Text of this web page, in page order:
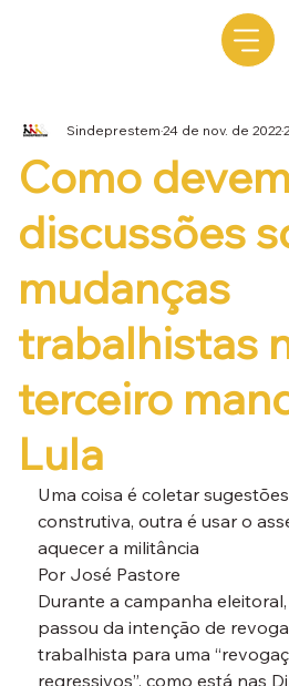
Como
discussões
mudanças
trabalhistas
terceiro
Lula
Sindeprestem24 de nov. de 2022
Uma coisa é coletar
construtiva, outra é usar o
aquecer a militância
Por José Pastore
Durante a campanha
passou da intenção de
trabalhista para uma
regressivos”, como está nas